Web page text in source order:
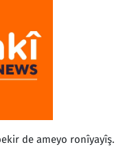
de ameyo ronîyayîş.